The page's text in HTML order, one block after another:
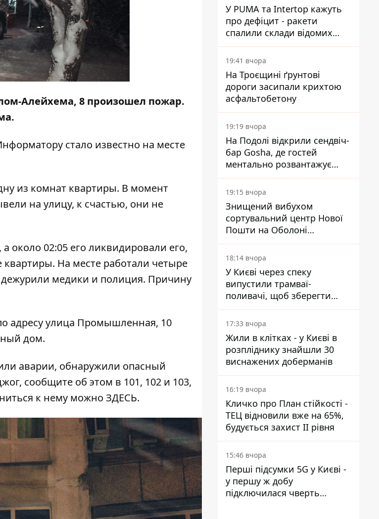
Алейхема, 8 произошел пожар.
стало известно на месте
из комнат квартиры. В момент
на улицу, к счастью, они не
около 02:05 его ликвидировали его,
На месте работали четыре
медики и полиция. Причину
адресуулица Промышленная, 10
дом.
аварии, обнаружили опасный
сообщите об этом в 101, 102 и 103,
к нему можно ЗДЕСЬ.
У PUMA та Intertop кажуть
про дефіцит - ракети
спалили склади відомих
брендів
19:41 вчора
На Троєщині ґрунтові
дороги засипали крихтою
асфальтобетону
19:19 вчора
На Подолі відкрили сендвіч-
бар Gosha, де гостей
ментально розвантажує
акула
19:15 вчора
Знищений вибухом
сортувальний центр Нової
Пошти на Оболоні
запрацював - видають
посилки
18:14 вчора
У Києві через спеку
випустили трамваї-
поливачі, щоб зберегти
рейки від деформації
17:33 вчора
Жили в клітках - у Києві в
розпліднику знайшли 30
виснажених доберманів
16:19 вчора
Кличко про План стійкості -
ТЕЦ відновили вже на 65%,
будується захист ІІ рівня
15:46 вчора
Перші підсумки 5G у Києві -
у першу ж добу
підключилася чверть